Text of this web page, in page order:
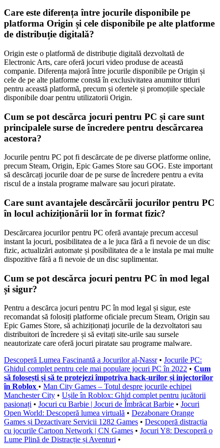
Care este diferența între jocurile disponibile pe
platforma Origin și cele disponibile pe alte platforme
de distribuție digitală?
Origin este o platformă de distribuție digitală dezvoltată de
Electronic Arts, care oferă jocuri video produse de această
companie. Diferența majoră între jocurile disponibile pe Origin și
cele de pe alte platforme constă în exclusivitatea anumitor titluri
pentru această platformă, precum și ofertele și promoțiile speciale
disponibile doar pentru utilizatorii Origin.
Cum se pot descărca jocuri pentru PC și care sunt
principalele surse de încredere pentru descărcarea
acestora?
Jocurile pentru PC pot fi descărcate de pe diverse platforme online,
precum Steam, Origin, Epic Games Store sau GOG. Este important
să descărcați jocurile doar de pe surse de încredere pentru a evita
riscul de a instala programe malware sau jocuri piratate.
Care sunt avantajele descărcării jocurilor pentru PC
în locul achiziționării lor în format fizic?
Descărcarea jocurilor pentru PC oferă avantaje precum accesul
instant la jocuri, posibilitatea de a le juca fără a fi nevoie de un disc
fizic, actualizări automate și posibilitatea de a le instala pe mai multe
dispozitive fără a fi nevoie de un disc suplimentar.
Cum se pot descărca jocuri pentru PC în mod legal
și sigur?
Pentru a descărca jocuri pentru PC în mod legal și sigur, este
recomandat să folosiți platforme oficiale precum Steam, Origin sau
Epic Games Store, să achiziționați jocurile de la dezvoltatori sau
distribuitori de încredere și să evitați site-urile sau sursele
neautorizate care oferă jocuri piratate sau programe malware.
Descoperă Lumea Fascinantă a Jocurilor al-Nassr• Jocurile PC:
Ghidul complet pentru cele mai populare jocuri PC în 2022 • Cum
să folosești și să te protejezi împotriva hack-urilor și injectorilor
în Roblox • Man City Games – Totul despre jocurile echipei
Manchester City • Ușile în Roblox: Ghid complet pentru jucătorii
pasionați • Jocuri cu Barbie | Jocuri de Îmbrăcat Barbie • Jocuri
Open World: Descoperă lumea virtuală • Dezabonare Orange
Games și Dezactivare Servicii 1282 Games • Descoperă distracția
cu jocurile Cartoon Network | CN Games • Jocuri Y8: Descoperă o
Lume Plină de Distracție și Aventuri •